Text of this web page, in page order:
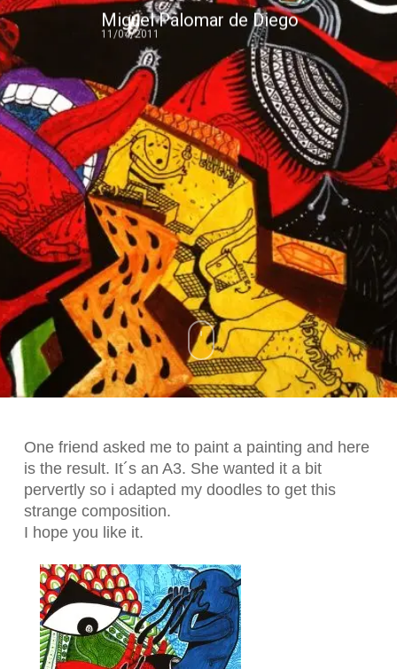
Miguel Palomar de Diego
11/04/2011
One friend asked me to paint a painting and here
is the result. It´s an A3. She wanted it a bit
pervertly so i adapted my doodles to get this
strange composition.
I hope you like it.